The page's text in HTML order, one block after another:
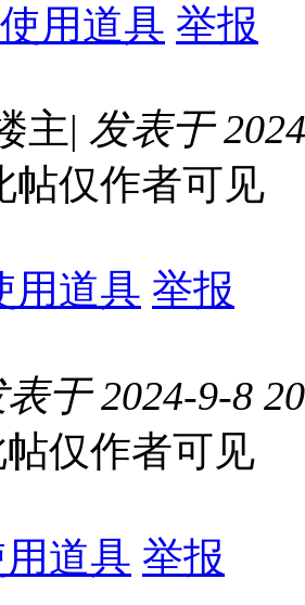
使用道具 举报
主| 发表于
帖仅作者可见
用道具 举报
于 2024-9-8
帖仅作者可见
道具 举报